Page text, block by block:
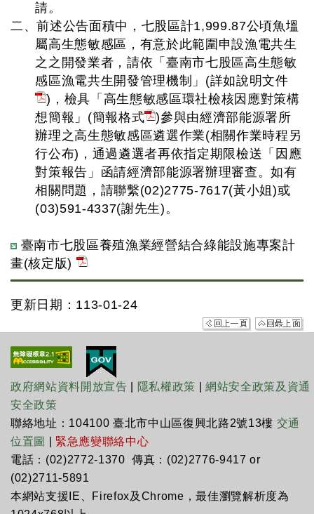
請。
二、前述公告面積中，七股區計1,999.87公頃魚塭
屬高生態敏感區，有意於此範圍申設漁電共生
之之開發業者，請依「臺南市七股區高生態敏
感區漁電共生開發管理機制」(詳如說明文件
)，檢具「高生態敏感區環社檢核因應對策構
想簡報」(簡報格式
)參與由經濟部能源署所
辦理之高生態敏感區遴選作業(相關作業時程另
行公布)，通過遴選者再依指定期限檢送「因應
對策報告」函請經濟部能源署辦理審查。如有
相關問題，請聯繫(02)2775-7617(黃小姐)或
(03)591-4337(謝先生)。
臺南市七股區養殖漁業經營結合綠能設施專案計
畫(核定版)
更新日期：113-01-24
政府網站資料開放宣告 隱私權政策 |網站安全政策及資通
安全政策
聯絡地址：104100 臺北市中山區復興北路2號13樓 交通
位置圖
緊急應變聯絡中心
電話：(02)2772-1370 傳真：(02)2776-9417 or
(02)2711-5891
本網站支援IE、Firefox及Chrome，最佳瀏覽解析度為